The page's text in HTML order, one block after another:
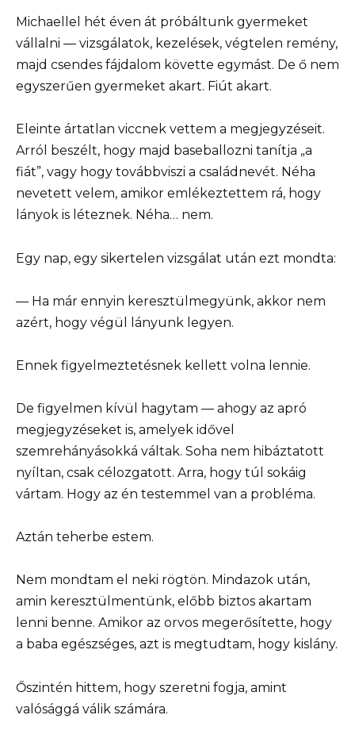
Michaellel hét éven át próbáltunk gyermeket
vállalni — vizsgálatok, kezelések, végtelen remény,
majd csendes fájdalom követte egymást. De ő nem
egyszerűen gyermeket akart. Fiút akart.
Eleinte ártatlan viccnek vettem a megjegyzéseit.
Arról beszélt, hogy majd baseballozni tanítja „a
fiát”, vagy hogy továbbviszi a családnevét. Néha
nevetett velem, amikor emlékeztettem rá, hogy
lányok is léteznek. Néha… nem.
Egy nap, egy sikertelen vizsgálat után ezt mondta:
— Ha már ennyin keresztülmegyünk, akkor nem
azért, hogy végül lányunk legyen.
Ennek figyelmeztetésnek kellett volna lennie.
De figyelmen kívül hagytam — ahogy az apró
megjegyzéseket is, amelyek idővel
szemrehányásokká váltak. Soha nem hibáztatott
nyíltan, csak célozgatott. Arra, hogy túl sokáig
vártam. Hogy az én testemmel van a probléma.
Aztán teherbe estem.
Nem mondtam el neki rögtön. Mindazok után,
amin keresztülmentünk, előbb biztos akartam
lenni benne. Amikor az orvos megerősítette, hogy
a baba egészséges, azt is megtudtam, hogy kislány.
Őszintén hittem, hogy szeretni fogja, amint
valósággá válik számára.